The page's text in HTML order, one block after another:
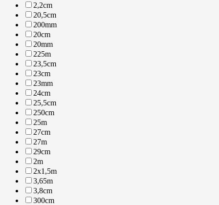
2,2cm
20,5cm
200mm
20cm
20mm
225m
23,5cm
23cm
23mm
24cm
25,5cm
250cm
25m
27cm
27m
29cm
2m
2x1,5m
3,65m
3,8cm
300cm